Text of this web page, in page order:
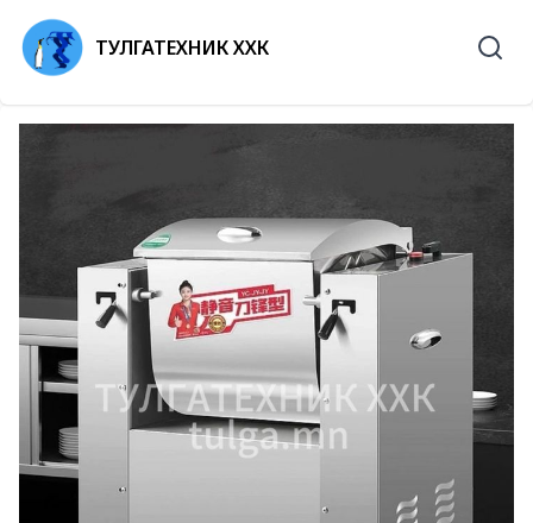
ТУЛГАТЕХНИК ХХК